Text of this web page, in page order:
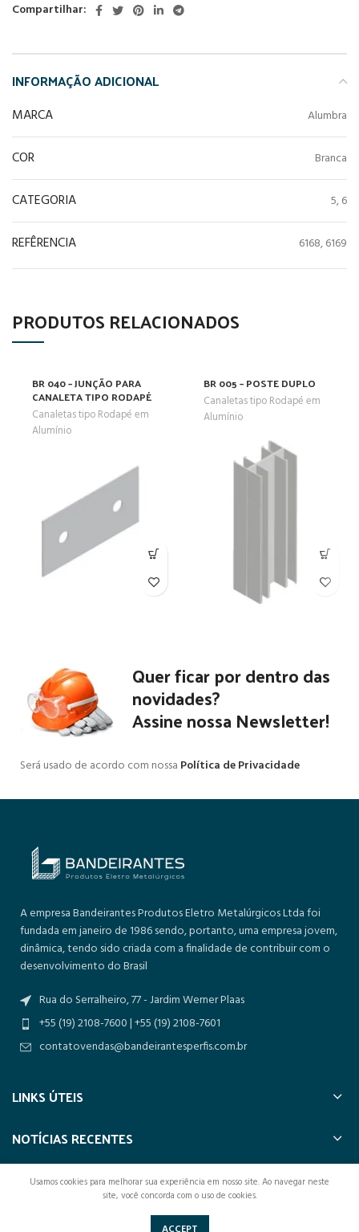
Compartilhar:
INFORMAÇÃO ADICIONAL
MARCA Alumbra
COR Branca
CATEGORIA 5, 6
REFÊRENCIA 6168, 6169
PRODUTOS RELACIONADOS
BR 040 – JUNÇÃO PARA
CANALETA TIPO RODAPÉ
Canaletas tipo Rodapé em
Alumínio
BR 005 – POSTE DUPLO
Canaletas tipo Rodapé em
Alumínio
Quer ficar por dentro das
novidades?
Assine nossa Newsletter!
Será usado de acordo com nossa Política de Privacidade
A empresa Bandeirantes Produtos Eletro Metalúrgicos Ltda foi
fundada em janeiro de 1986 sendo, portanto, uma empresa jovem,
dinâmica, tendo sido criada com a finalidade de contribuir com o
desenvolvimento do Brasil
Rua do Serralheiro, 77 - Jardim Werner Plaas
+55 (19) 2108-7600 | +55 (19) 2108-7601
contatovendas@bandeirantesperfis.com.br
LINKS ÚTEIS
NOTÍCIAS RECENTES
BANDEIRANTES PERFIS 2023 Todos os direitos reservados.
Usamos cookies para melhorar sua experiência em nosso site. Ao navegar neste
site, você concorda com o uso de cookies.